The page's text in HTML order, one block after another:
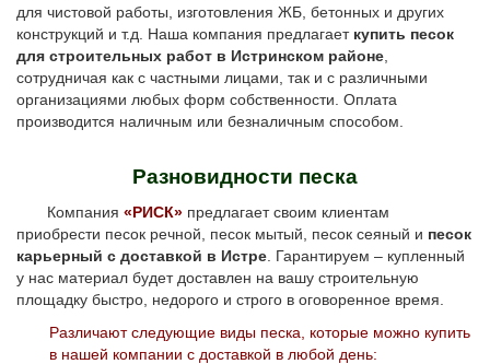
для чистовой работы, изготовления ЖБ, бетонных и других
конструкций и т.д. Наша компания предлагает купить песок
для строительных работ в Истринском районе
сотрудничая как с частными лицами, так и с различными
организациями любых форм собственности. Оплата
производится наличным или безналичным способом.
Разновидности песка
Компания «РИСК» предлагает своим клиентам
приобрести песок речной, песок мытый, песок сеяный и песок
карьерный с доставкой в Истре . Гарантируем – купленный
у нас материал будет доставлен на вашу строительную
площадку быстро, недорого и строго в оговоренное время.
Различают следующие виды песка, которые можно купить
в нашей компании с доставкой в любой день: